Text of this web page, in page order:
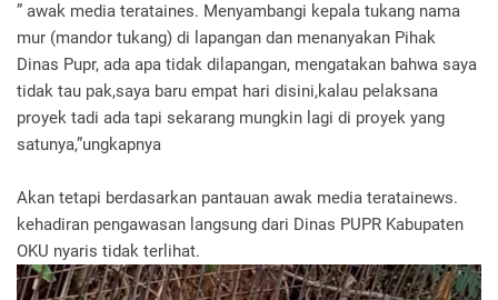
” awak media terataines. Menyambangi kepala tukang nama
mur (mandor tukang) di lapangan dan menanyakan Pihak
Dinas Pupr, ada apa tidak dilapangan, mengatakan bahwa saya
tidak tau pak,saya baru empat hari disini,kalau pelaksana
proyek tadi ada tapi sekarang mungkin lagi di proyek yang
satunya,”ungkapnya
Akan tetapi berdasarkan pantauan awak media teratainews.
kehadiran pengawasan langsung dari Dinas PUPR Kabupaten
OKU nyaris tidak terlihat.